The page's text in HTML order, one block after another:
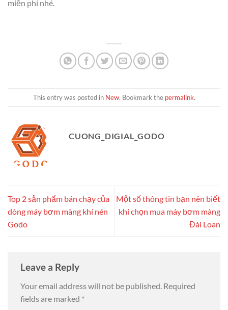
miễn phí nhé.
This entry was posted in New. Bookmark the permalink.
CUONG_DIGIAL_GODO
Top 2 sản phẩm bán chạy của
dòng máy bơm màng khí nén
Godo
Một số thông tin bạn nên biết
khi chọn mua máy bơm màng
Đài Loan
Leave a Reply
Your email address will not be published. Required
fields are marked *